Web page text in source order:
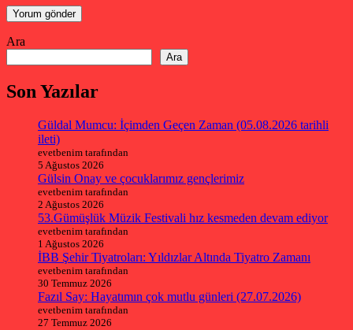
Ara
Ara
Son Yazılar
Güldal Mumcu: İçimden Geçen Zaman (05.08.2026 tarihli
ileti)
evetbenim tarafından
5 Ağustos 2026
Gülsin Onay ve çocuklarımız gençlerimiz
evetbenim tarafından
2 Ağustos 2026
53.Gümüşlük Müzik Festivali hız kesmeden devam ediyor
evetbenim tarafından
1 Ağustos 2026
İBB Şehir Tiyatroları: Yıldızlar Altında Tiyatro Zamanı
evetbenim tarafından
30 Temmuz 2026
Fazıl Say: Hayatımın çok mutlu günleri (27.07.2026)
evetbenim tarafından
27 Temmuz 2026